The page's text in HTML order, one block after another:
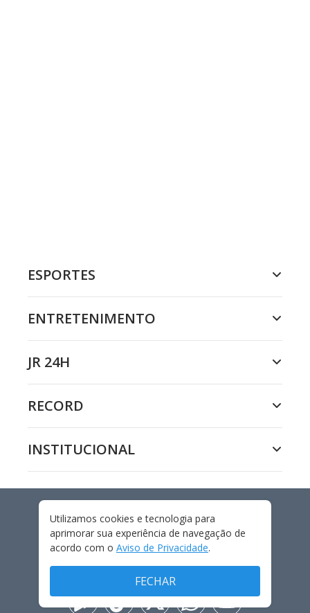
ESPORTES
ENTRETENIMENTO
JR 24H
RECORD
INSTITUCIONAL
INTERNACIONAL
Utilizamos cookies e tecnologia para
aprimorar sua experiência de navegação de
acordo com o Aviso de Privacidade.
FECHAR